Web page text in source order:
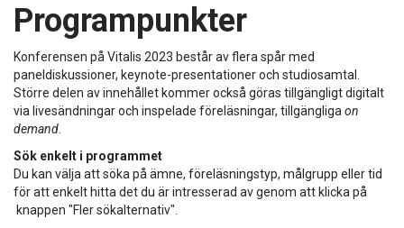
Programpunkter
Konferensen på Vitalis 2023 består av flera spår med
paneldiskussioner, keynote-presentationer och studiosamtal.
Större delen av innehållet kommer också göras tillgängligt digitalt
via livesändningar och inspelade föreläsningar, tillgängliga on
demand
Sök enkelt i programmet
Du kan välja att söka på ämne, föreläsningstyp, målgrupp eller tid
för att enkelt hitta det du är intresserad av genom att klicka på
knappen "Fler sökalternativ".